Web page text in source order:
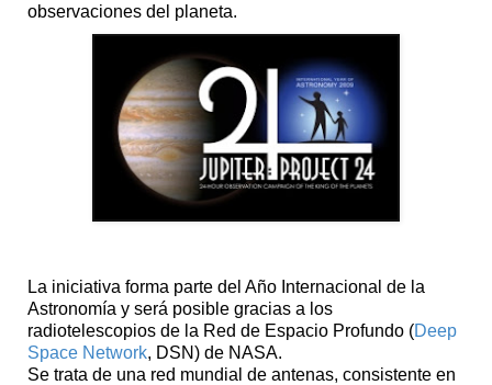
observaciones del planeta.
La iniciativa forma parte del Año Internacional de la
Astronomía y será posible gracias a los
radiotelescopios de la Red de Espacio Profundo (Deep
Space Network, DSN) de NASA.
Se trata de una red mundial de antenas, consistente en